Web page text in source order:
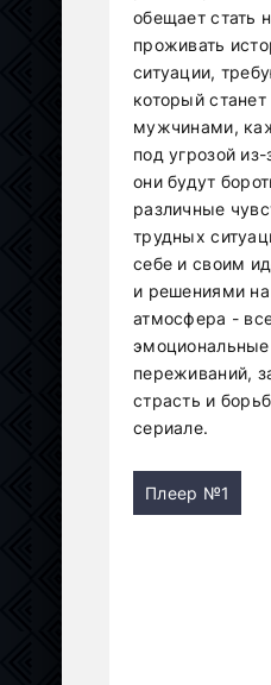
обещает стать
проживать
ситуации,
который
мужчинами,
под угрозой
они будут
различные
трудных
себе и своим
и решениями
атмосфера -
переживаний,
страсть и
сериале.
Плеер №1